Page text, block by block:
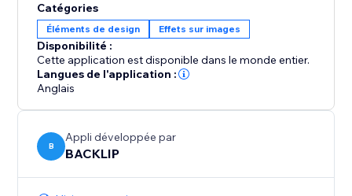
slider, block component, and drag‑and‑drop slider.
Elevate your user experience, increase time on page,
and drive more leads with this SEO‑friendly solution
for visual storytelling.
Catégories
Éléments de design Effets sur images
Disponibilité :
Cette application est disponible dans le monde entier.
Langues de l'application :
Anglais
B
Appli développée par
BACKLIP